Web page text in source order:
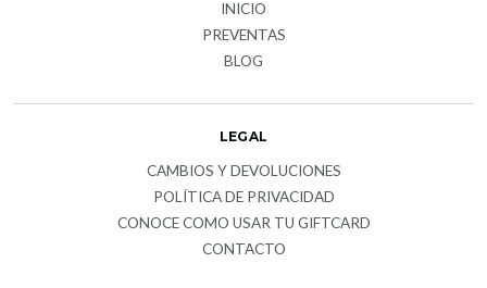
INICIO
PREVENTAS
BLOG
LEGAL
CAMBIOS Y DEVOLUCIONES
POLÍTICA DE PRIVACIDAD
CONOCE COMO USAR TU GIFTCARD
CONTACTO